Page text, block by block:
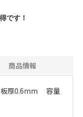
です！
商品情報
厚0.6mm 容量